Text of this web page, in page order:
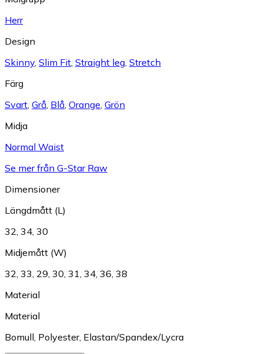
Herr
Design
Skinny, Slim Fit, Straight leg, Stretch
Färg
Svart, Grå, Blå, Orange, Grön
Midja
Normal Waist
Se mer från G-Star Raw
Dimensioner
Längdmått (L)
32, 34, 30
Midjemått (W)
32, 33, 29, 30, 31, 34, 36, 38
Material
Material
Bomull, Polyester, Elastan/Spandex/Lycra